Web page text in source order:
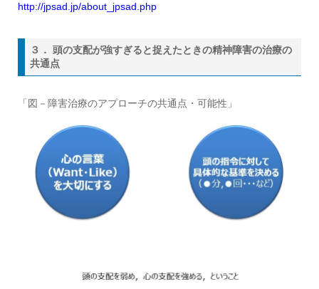
http://jpsad.jp/about_jpsad.php
３． 頭の支配が強すぎると捉えたときの精神障害の治療の
共通点
「図－障害治療のアプローチの共通点・可能性」